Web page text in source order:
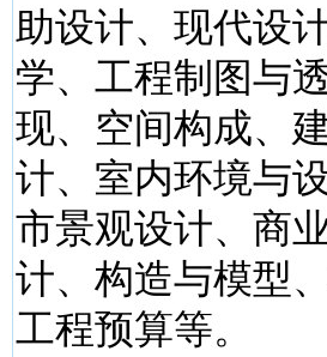
助设计、现代设
学、工程制图与
现、空间构成、
计、室内环境与
市景观设计、商
计、构造与模型
工程预算等。